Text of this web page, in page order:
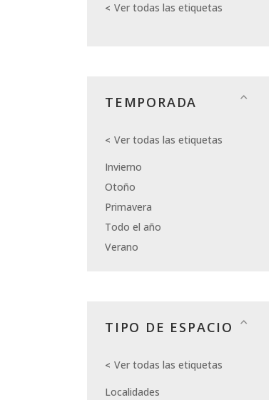
Ver todas las etiquetas
TEMPORADA
Ver todas las etiquetas
Invierno
Otoño
Primavera
Todo el año
Verano
TIPO DE ESPACIO
Ver todas las etiquetas
Localidades